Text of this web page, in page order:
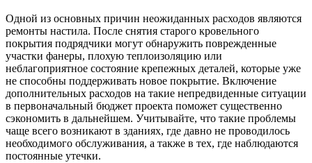
Одной из основных причин неожиданных расходов являются
ремонты настила. После снятия старого кровельного
покрытия подрядчики могут обнаружить поврежденные
участки фанеры, плохую теплоизоляцию или
неблагоприятное состояние крепежных деталей, которые уже
не способны поддерживать новое покрытие. Включение
дополнительных расходов на такие непредвиденные ситуации
в первоначальный бюджет проекта поможет существенно
сэкономить в дальнейшем. Учитывайте, что такие проблемы
чаще всего возникают в зданиях, где давно не проводилось
необходимого обслуживания, а также в тех, где наблюдаются
постоянные утечки.